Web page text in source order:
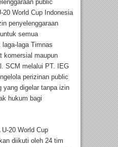
public
20 World Cup Indonesia
penyelenggaraan
semua
laga Timnas
komersial maupun
SCM melalui PT. IEG
perizinan public
yang digelar tanpa izin
hukum bagi
U-20 World Cup
diikuti oleh 24 tim